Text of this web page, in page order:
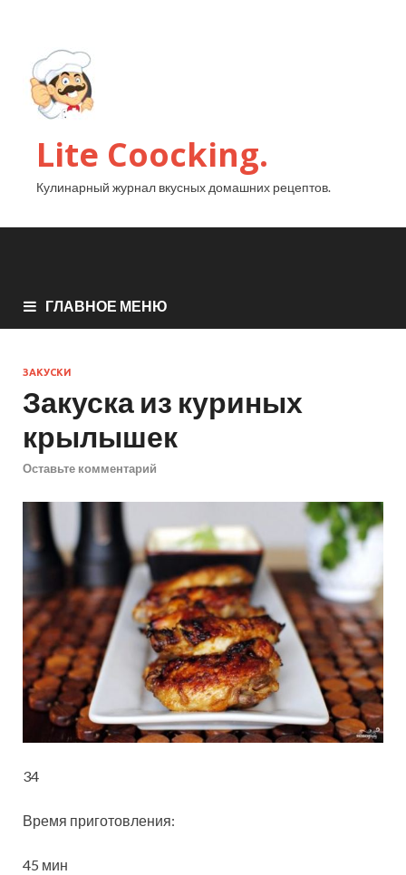
Lite Coocking.
Кулинарный журнал вкусных домашних рецептов.
ГЛАВНОЕ МЕНЮ
ЗАКУСКИ
Закуска из куриных
крылышек
Оставьте комментарий
34
Время приготовления:
45 мин